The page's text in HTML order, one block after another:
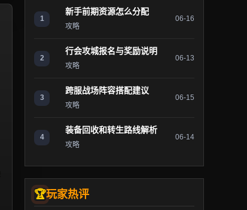
1
新手前期资源怎么分配
攻略
06-16
2
行会攻城报名与奖励说明
攻略
06-13
3
跨服战场阵容搭配建议
攻略
06-15
4
装备回收和转生路线解析
攻略
06-14
玩家热评